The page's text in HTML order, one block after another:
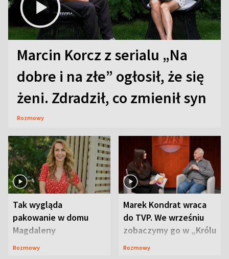
Marcin Korcz z serialu „Na
dobre i na złe” ogłosił, że się
żeni. Zdradził, co zmienił syn
Rozmowy
Tak wygląda
pakowanie w domu
Magdaleny
Waligórskiej-Lisieckiej.
Rozmowy
Marek Kondrat wraca
do TVP. We wrześniu
zobaczymy go w „Królu
Maciusiu I”
Rozmowy